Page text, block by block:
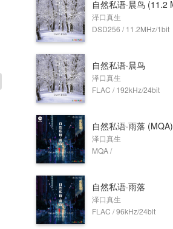
泽口真生
DSD256 / 11.2MHz/1bit
自然私语·晨鸟
泽口真生
FLAC / 192kHz/24bit
自然私语·雨落 (MQA)
泽口真生
MQA /
自然私语·雨落
泽口真生
FLAC / 96kHz/24bit